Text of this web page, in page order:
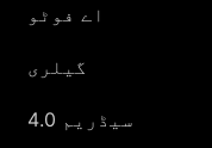
اے فوٹو
گیلری
سیڈریم 4.0